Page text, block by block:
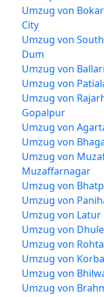
Umzug von
City
Umzug von
Dum
Umzug von
Umzug von
Umzug von
Gopalpur
Umzug von
Umzug von
Umzug von
Muzaffarnagar
Umzug von
Umzug von
Umzug von
Umzug von
Umzug von
Umzug von
Umzug von
Umzug von